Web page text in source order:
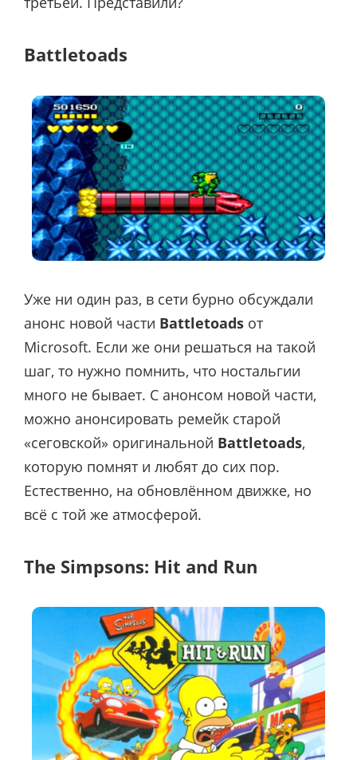
Battletoads
Уже ни один раз, в сети бурно обсуждали
анонс новой части Battletoads от
Microsoft. Если же они решаться на такой
шаг, то нужно помнить, что ностальгии
много не бывает. С анонсом новой части,
можно анонсировать ремейк старой
«сеговской» оригинальной Battletoads,
которую помнят и любят до сих пор.
Естественно, на обновлённом движке, но
всё с той же атмосферой.
The Simpsons: Hit and Run